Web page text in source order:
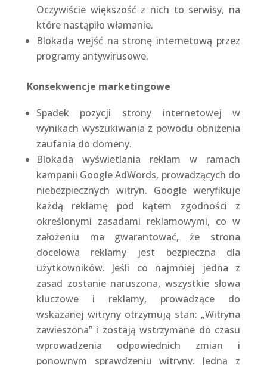
Oczywiście większość z nich to serwisy, na
które nastąpiło włamanie.
Blokada wejść na stronę internetową przez
programy antywirusowe.
Konsekwencje marketingowe
Spadek pozycji strony internetowej w
wynikach wyszukiwania z powodu obniżenia
zaufania do domeny.
Blokada wyświetlania reklam w ramach
kampanii Google AdWords, prowadzących do
niebezpiecznych witryn. Google weryfikuje
każdą reklamę pod kątem zgodności z
określonymi zasadami reklamowymi, co w
założeniu ma gwarantować, że strona
docelowa reklamy jest bezpieczna dla
użytkowników. Jeśli co najmniej jedna z
zasad zostanie naruszona, wszystkie słowa
kluczowe i reklamy, prowadzące do
wskazanej witryny otrzymują stan: „Witryna
zawieszona” i zostają wstrzymane do czasu
wprowadzenia odpowiednich zmian i
ponownym sprawdzeniu witryny. Jedną z